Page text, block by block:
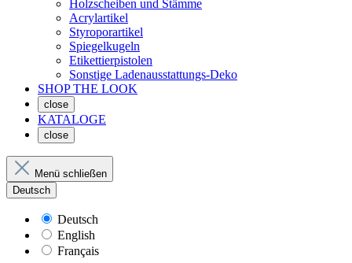
Holzscheiben und Stämme
Acrylartikel
Styroporartikel
Spiegelkugeln
Etikettierpistolen
Sonstige Ladenausstattungs-Deko
SHOP THE LOOK
close
KATALOGE
close
Menü schließen
Deutsch
Deutsch
English
Français